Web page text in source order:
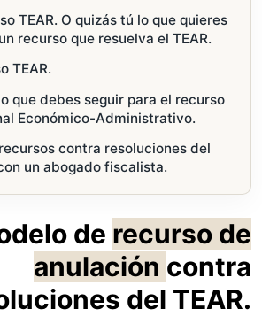
TEAR. O quizás tú lo que quieres
recurso que resuelva el TEAR.
TEAR.
que debes seguir para el recurso
Económico-Administrativo.
contra resoluciones del
un abogado fiscalista.
de recurso de
anulación contra
del TEAR.